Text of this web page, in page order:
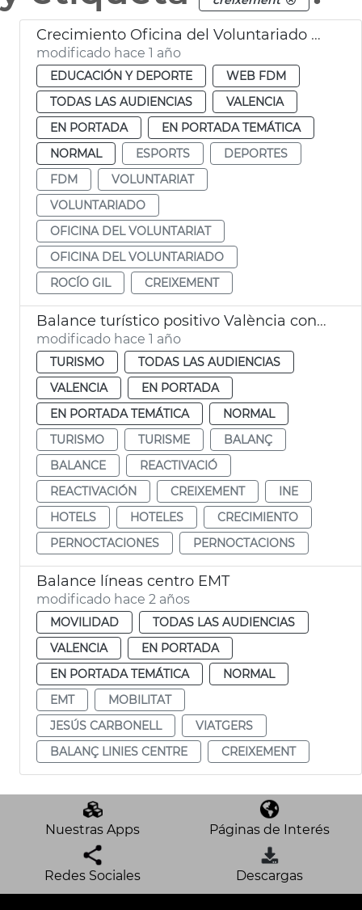
Crecimiento Oficina del Voluntariado Deportivo 2024
modificado hace 1 año
EDUCACIÓN Y DEPORTE
WEB FDM
TODAS LAS AUDIENCIAS
VALENCIA
EN PORTADA
EN PORTADA TEMÁTICA
NORMAL
ESPORTS
DEPORTES
FDM
VOLUNTARIAT
VOLUNTARIADO
OFICINA DEL VOLUNTARIAT
OFICINA DEL VOLUNTARIADO
ROCÍO GIL
CREIXEMENT
Balance turístico positivo València con un 10 % más de pernoctaciones en 2024
modificado hace 1 año
TURISMO
TODAS LAS AUDIENCIAS
VALENCIA
EN PORTADA
EN PORTADA TEMÁTICA
NORMAL
TURISMO
TURISME
BALANÇ
BALANCE
REACTIVACIÓ
REACTIVACIÓN
CREIXEMENT
INE
HOTELS
HOTELES
CRECIMIENTO
PERNOCTACIONES
PERNOCTACIONS
Balance líneas centro EMT
modificado hace 2 años
MOVILIDAD
TODAS LAS AUDIENCIAS
VALENCIA
EN PORTADA
EN PORTADA TEMÁTICA
NORMAL
EMT
MOBILITAT
JESÚS CARBONELL
VIATGERS
BALANÇ LINIES CENTRE
CREIXEMENT
Nuestras Apps Páginas de Interés
Redes Sociales Descargas